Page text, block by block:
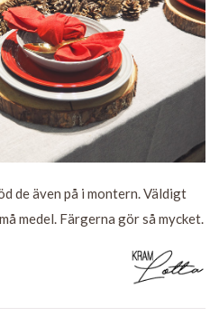
de även på i montern. Väldigt
medel. Färgerna gör så mycket.